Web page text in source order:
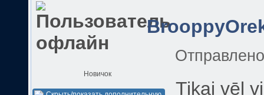
Новичок
Tikai vēl